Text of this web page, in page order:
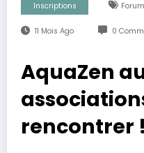
Inscriptions
11 Mois Ago 0
AquaZen
rencontrer !